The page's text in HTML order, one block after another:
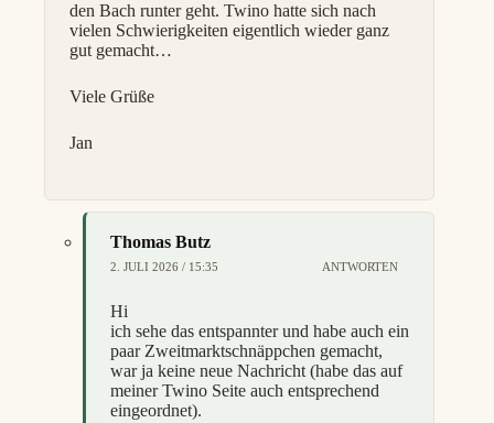
den Bach runter geht. Twino hatte sich nach
vielen Schwierigkeiten eigentlich wieder ganz
gut gemacht…
Viele Grüße
Jan
Thomas Butz
2. JULI 2026 / 15:35 ANTWORTEN
Hi
ich sehe das entspannter und habe auch ein
paar Zweitmarktschnäppchen gemacht,
war ja keine neue Nachricht (habe das auf
meiner Twino Seite auch entsprechend
eingeordnet).